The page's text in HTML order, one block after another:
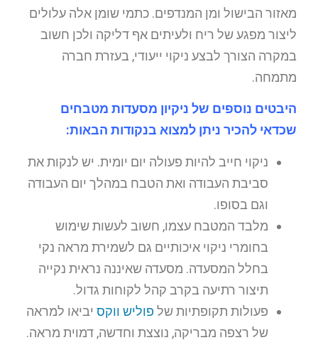
מאזור הבישול ומן המנדפים. כתמי שומן אלה עלולים
ליצור מפגע של ריח ולעיתים אף דליקה ולכן חשוב
במקרה הצורך לבצע ניקוי ייעודי, בעזרת חברה
מתמחה.
היבטים נוספים של ניקיון מסעדות מטבחים
שכדאי להכיר ניתן למצוא בנקודות הבאות:
ניקוי חייב להיות פעולה יום יומית. יש לנקות את
סביבת העבודה ואת הטבח במהלך יום העבודה
וגם בסופו.
מלבד המטבח עצמו, חשוב לעשות שימוש
בחומרי ניקוי איכותיים גם לשמירת מראה נקי
בחלל המסעדה. מסעדה שאיננה נראית נקייה
תיצור רתיעה בקרב קהל לקוחות גדול.
פעולות תקופתיות של פוליש ווקס יביאו למראה
של רצפה מבריקה, נוצצת וחדשה, דמוית מראה.